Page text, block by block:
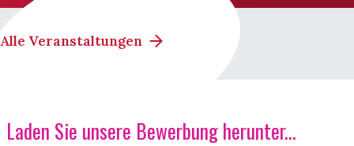
Alle Veranstaltungen
Laden Sie unsere Bewerbung herunter...